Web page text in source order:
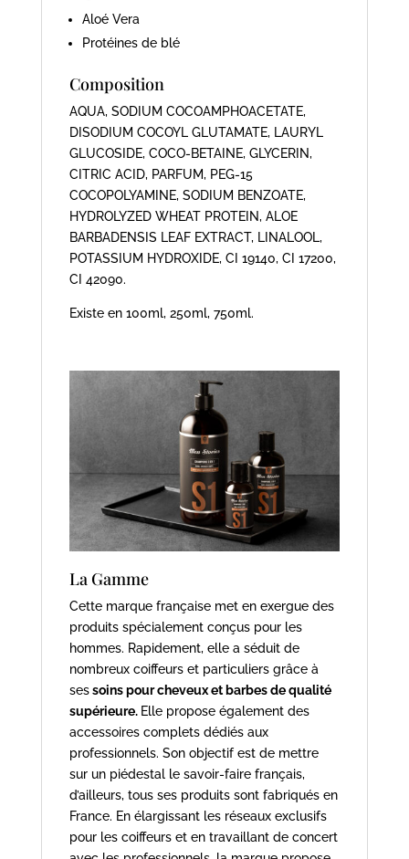
Aloé Vera
Protéines de blé
Composition
AQUA, SODIUM COCOAMPHOACETATE,
DISODIUM COCOYL GLUTAMATE, LAURYL
GLUCOSIDE, COCO-BETAINE, GLYCERIN,
CITRIC ACID, PARFUM, PEG-15
COCOPOLYAMINE, SODIUM BENZOATE,
HYDROLYZED WHEAT PROTEIN, ALOE
BARBADENSIS LEAF EXTRACT, LINALOOL,
POTASSIUM HYDROXIDE, CI 19140, CI 17200,
CI 42090.
Existe en 100ml, 250ml, 750ml.
La Gamme
Cette marque française met en exergue des
produits spécialement conçus pour les
hommes. Rapidement, elle a séduit de
nombreux coiffeurs et particuliers grâce à
sessoins pour cheveux et barbes de qualité
supérieure. Elle propose également des
accessoires complets dédiés aux
professionnels. Son objectif est de mettre
sur un piédestal le savoir-faire français,
d’ailleurs, tous ses produits sont fabriqués en
France. En élargissant les réseaux exclusifs
pour les coiffeurs et en travaillant de concert